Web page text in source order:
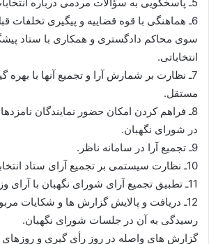
6ـ هماهنگی با قوه قضاییه و پیگیری تخلفات
سوی محاکم دادگستری و همکاری با ستاد
انتخاباتی.
7ـ نظارت بر شمارش آرا و تجمیع آنها با بهره
مستقل.
8ـ فراهم کردن امکان حضور نمایندگان
در شورای نگهبان.
9ـ تجمیع آرا در سامانه ناظر.
10ـ نظارت سیستمی بر تجمیع آرای ستاد انتخابات کشور.
11ـ تطبیق تجمیع آرای شورای نگهبان با آرای وزارت کشور.
12ـ دریافت و پالایش گزارش ها و شکایات
رسیدگی به آن در جلسات شورای نگهبان.
گزارش های واصله در روز رأی گیری و روزهای